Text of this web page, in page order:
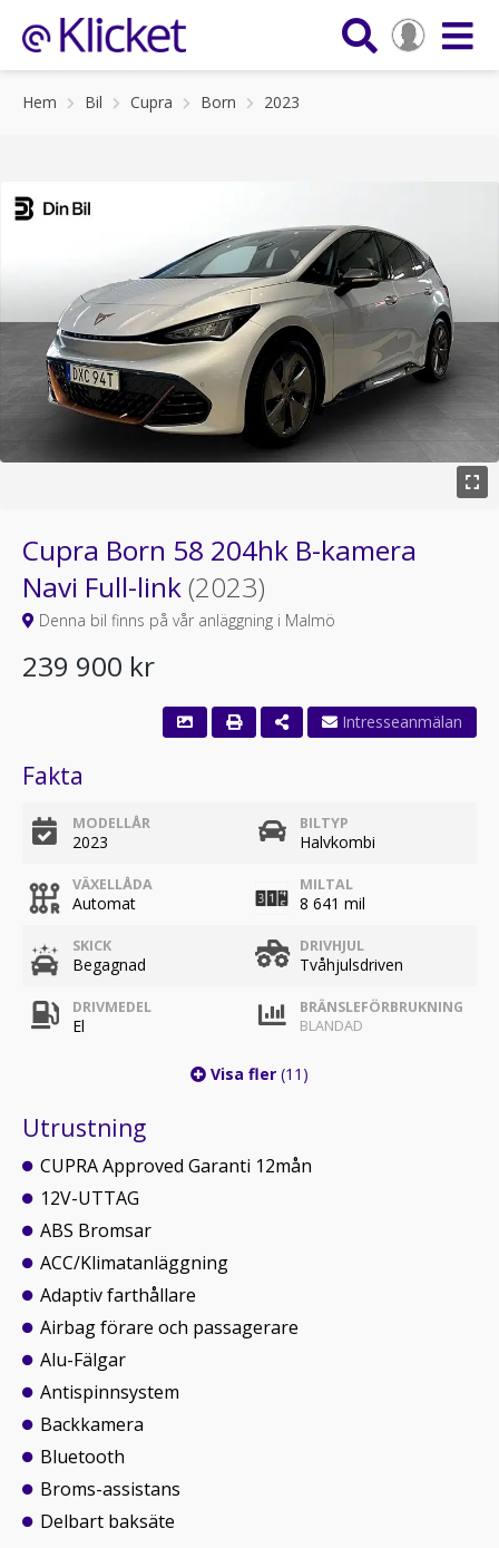
Hem Bil Cupra Born 2023
Cupra Born 58 204hk B-kamera
Navi Full-link(2023)
Denna bil finns på vår anläggning i Malmö
239 900 kr
Fakta
MODELLÅR
2023
BILTYP
Halvkombi
VÄXELLÅDA
Automat
MILTAL
8 641 mil
SKICK
Begagnad
DRIVHJUL
Tvåhjulsdriven
DRIVMEDEL
El
BRÄNSLEFÖRBRUKNING
BLANDAD
Visa fler (11)
Utrustning
CUPRA Approved Garanti 12mån
12V-UTTAG
ABS Bromsar
ACC/Klimatanläggning
Adaptiv farthållare
Airbag förare och passagerare
Alu-Fälgar
Antispinnsystem
Backkamera
Bluetooth
Broms-assistans
Delbart baksäte